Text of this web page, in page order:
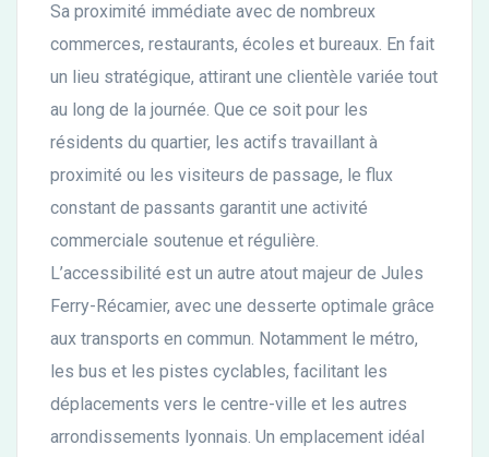
Sa proximité immédiate avec de nombreux
commerces, restaurants, écoles et bureaux. En fait
un lieu stratégique, attirant une clientèle variée tout
au long de la journée. Que ce soit pour les
résidents du quartier, les actifs travaillant à
proximité ou les visiteurs de passage, le flux
constant de passants garantit une activité
commerciale soutenue et régulière.
L’accessibilité est un autre atout majeur de Jules
Ferry-Récamier, avec une desserte optimale grâce
aux transports en commun. Notamment le métro,
les bus et les pistes cyclables, facilitant les
déplacements vers le centre-ville et les autres
arrondissements lyonnais. Un emplacement idéal